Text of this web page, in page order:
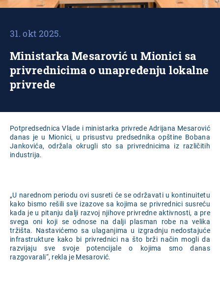
31. okt 2025.
Ministarka Mesarović u Mionici sa
privrednicima o unapređenju lokalne
privrede
Potpredsednica Vlade i ministarka privrede Adrijana Mesarović
danas je u Mionici, u prisustvu predsednika opštine Bobana
Jankovića, održala okrugli sto sa privrednicima iz različitih
industrija.
„U narednom periodu ovi susreti će se održavati u kontinuitetu
kako bismo rešili sve izazove sa kojima se privrednici susreću
kada je u pitanju dalji razvoj njihove privredne aktivnosti, a pre
svega oni koji se odnose na dalji plasman robe na velika
tržišta. Nastavićemo sa ulaganjima u izgradnju nedostajuće
infrastrukture kako bi privrednici na što brži način mogli da
razvijaju sve svoje potencijale o kojima smo danas
razgovarali“, rekla je Mesarović.